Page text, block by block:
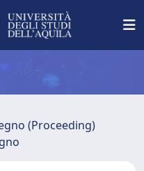
(Proceeding)